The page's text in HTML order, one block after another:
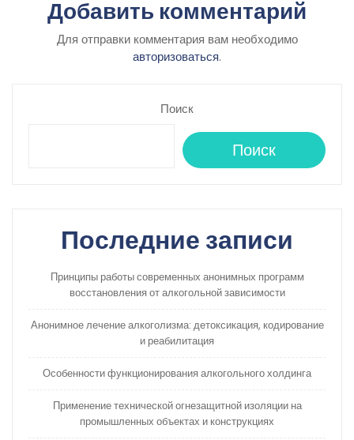
Добавить комментарий
Для отправки комментария вам необходимо
авторизоваться.
Поиск
Поиск
Последние записи
Принципы работы современных анонимных программ
восстановления от алкогольной зависимости
Анонимное лечение алкоголизма: детоксикация, кодирование
и реабилитация
Особенности функционирования алкогольного холдинга
Применение технической огнезащитной изоляции на
промышленных объектах и конструкциях